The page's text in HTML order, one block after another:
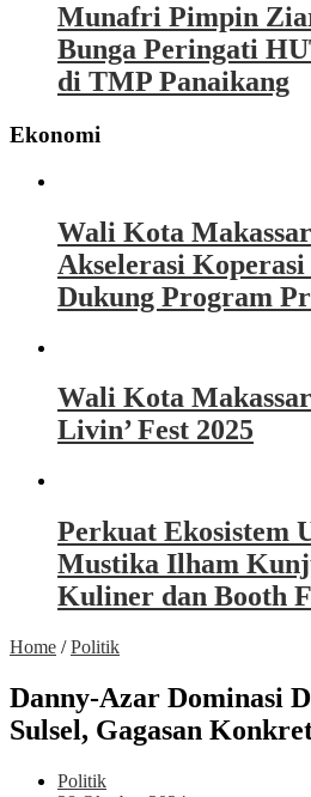
Munafri Pimpin
Bunga Peringati
di TMP Panaikang
Ekonomi
Wali Kota
Akselerasi
Dukung Program
Wali Kota
Livin’ Fest 2025
Perkuat Ekosistem
Mustika Ilham
Kuliner dan Booth
Home /Politik
Danny-Azar Dominasi
Sulsel, Gagasan
Politik